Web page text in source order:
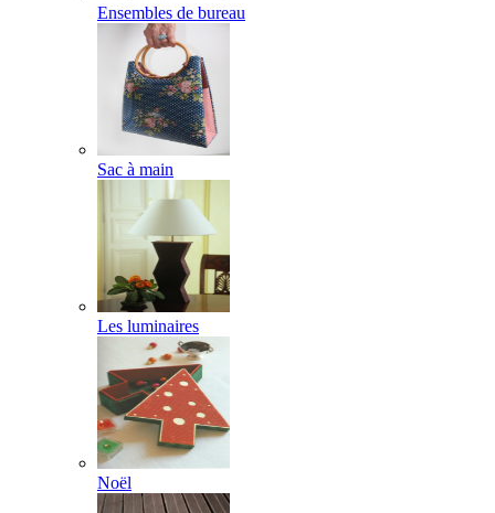
Ensembles de bureau
Sac à main
Les luminaires
Noël